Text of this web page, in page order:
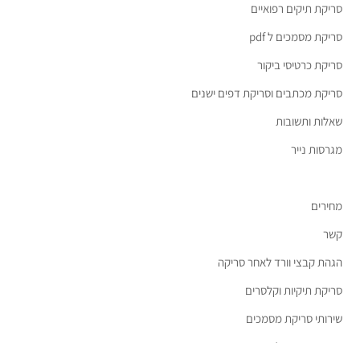
סריקת תיקים רפואיים
סריקת מסמכים ל pdf
סריקת כרטיסי ביקור
סריקת מכתבים וסריקת דפים ישנים
שאלות ותשובות
מגרסות נייר
מחירים
קשר
הגהת קבצי וורד לאחר סריקה
סריקת תיקיות וקלסרים
שירותי סריקת מסמכים